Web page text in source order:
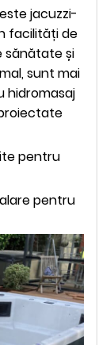
jacuzzi-
facilități de
sănătate și
sunt mai
hidromasaj
pentru
pentru